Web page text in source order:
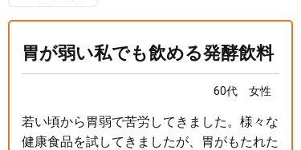
胃が弱い私でも飲める発酵飲料
60代 女性
若い頃から胃弱で苦労してきました。様々な
健康食品を試してきましたが、胃がもたれた